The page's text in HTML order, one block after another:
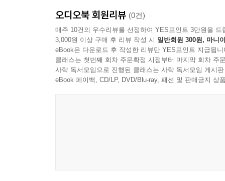
오디오북 회원리뷰 (0건)
매주 10건의 우수리뷰를 선정하여 YES포인트 3만원을 드
3,000원 이상 구매 후 리뷰 작성 시 일반회원 300원, 마니
eBook은 다운로드 후 작성한 리뷰만 YES포인트 지급됩니
클래스는 첫번째 회차 주문확정 시점부터 마지막 회차 주
사락 독서모임으로 진행된 클래스는 사락 독서모임 게시
eBook 페이백, CD/LP, DVD/Blu-ray, 패션 및 판매금지 상